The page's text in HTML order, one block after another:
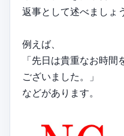
返事として述べましょ
例えば、
「先日は貴重なお時
ございました。」
などがあります。